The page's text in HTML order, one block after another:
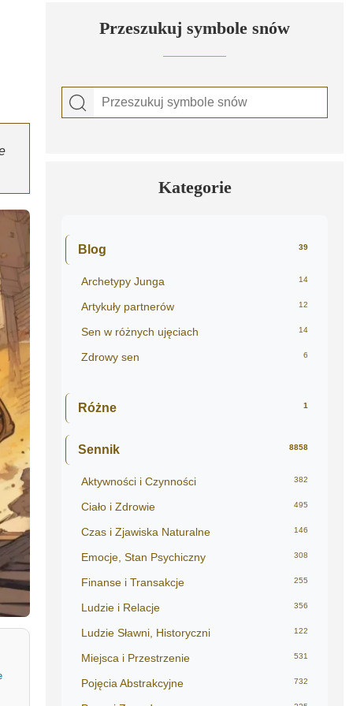
Przeszukuj symbole snów
Kategorie
Blog 39
Archetypy Junga 14
Artykuły partnerów 12
Sen w różnych ujęciach 14
Zdrowy sen 6
Różne 1
Sennik 8858
Aktywności i Czynności 382
Ciało i Zdrowie 495
Czas i Zjawiska Naturalne 146
Emocje, Stan Psychiczny 308
Finanse i Transakcje 255
Ludzie i Relacje 356
Ludzie Sławni, Historyczni 122
Miejsca i Przestrzenie 531
Pojęcia Abstrakcyjne 732